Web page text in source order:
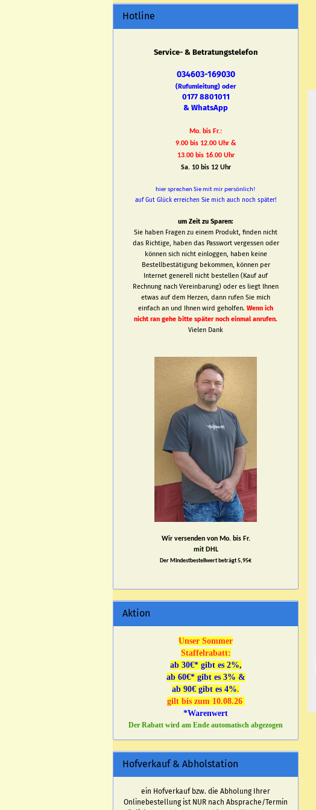
Hotline
Service- & Betratungstelefon
034603-169030
(Rufumleitung) oder
0177 8801011
& WhatsApp
Mo. bis Fr.:
9.00 bis 12.00 Uhr &
13.00 bis 16.00 Uhr
Sa. 10 bis 12 Uhr
hier sprechen Sie mit mir persönlich!
auf Gut Glück erreichen Sie mich auch noch später!
um Zeit zu Sparen:
Sie haben Fragen zu einem Produkt, finden nicht
das Richtige, haben das Passwort vergessen oder
können sich nicht einloggen, haben keine
Bestellbestätigung bekommen, können per
Internet generell nicht bestellen (Kauf auf
Rechnung nach Vereinbarung) oder es liegt Ihnen
etwas auf dem Herzen, dann rufen Sie mich
einfach an und Ihnen wird geholfen.Wenn ich
nicht ran gehe bitte später noch einmal anrufen.
Vielen Dank
Wir versenden von Mo. bis Fr.
mit DHL
Der Mindestbestellwert beträgt 5,95€
Aktion
Unser Sommer
Staffelrabatt:
ab 30€* gibt es 2%,
ab 60€* gibt es 3% &
ab 90€ gibt es 4%.
gilt bis zum 10.08.26
*Warenwert
Der Rabatt wird am Ende automatisch abgezogen
Hofverkauf & Abholstation
ein Hofverkauf bzw. die Abholung Ihrer
Onlinebestellung ist NUR nach Absprache/Termin